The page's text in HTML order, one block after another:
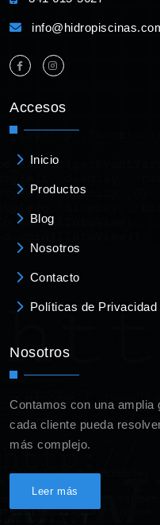
Accesos
Inicio
Productos
Blog
Nosotros
Contacto
Políticas de Privacidad
Nosotros
Contamos con una amplia
cada cliente pueda
más complejo.
Leer más